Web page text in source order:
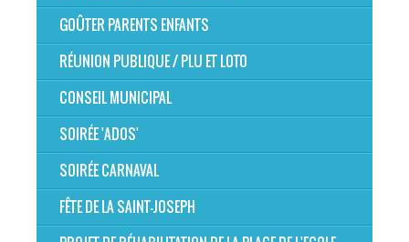
GOÛTER PARENTS ENFANTS
RÉUNION PUBLIQUE / PLU ET LOTO
CONSEIL MUNICIPAL
SOIRÉE 'ADOS'
SOIRÉE CARNAVAL
FÊTE DE LA SAINT-JOSEPH